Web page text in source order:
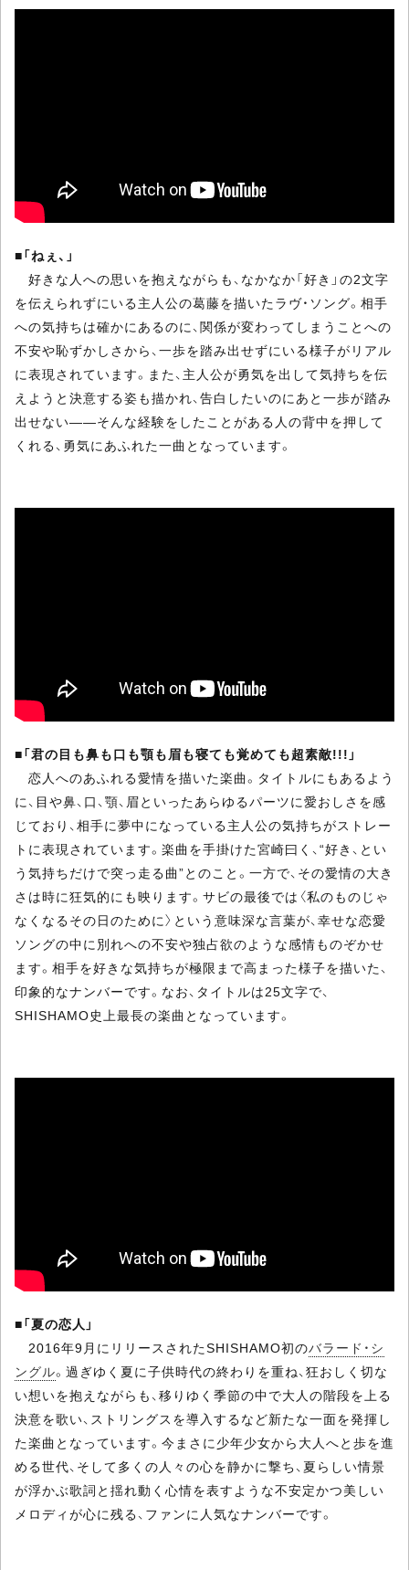
■「ねぇ、」
好きな人への思いを抱えながらも、なかなか「好き」の2文字
を伝えられずにいる主人公の葛藤を描いたラヴ・ソング。相手
への気持ちは確かにあるのに、関係が変わってしまうことへの
不安や恥ずかしさから、一歩を踏み出せずにいる様子がリアル
に表現されています。また、主人公が勇気を出して気持ちを伝
えようと決意する姿も描かれ、告白したいのにあと一歩が踏み
出せない――そんな経験をしたことがある人の背中を押して
くれる、勇気にあふれた一曲となっています。
■「君の目も鼻も口も顎も眉も寝ても覚めても超素敵!!!」
恋人へのあふれる愛情を描いた楽曲。タイトルにもあるよう
に、目や鼻、口、顎、眉といったあらゆるパーツに愛おしさを感
じており、相手に夢中になっている主人公の気持ちがストレー
トに表現されています。楽曲を手掛けた宮崎曰く、“好き、とい
う気持ちだけで突っ走る曲”とのこと。一方で、その愛情の大き
さは時に狂気的にも映ります。サビの最後では〈私のものじゃ
なくなるその日のために〉という意味深な言葉が、幸せな恋愛
ソングの中に別れへの不安や独占欲のような感情ものぞかせ
ます。相手を好きな気持ちが極限まで高まった様子を描いた、
印象的なナンバーです。なお、タイトルは25文字で、
SHISHAMO史上最長の楽曲となっています。
■「夏の恋人」
2016年9月にリリースされたSHISHAMO初のバラード・シ
ングル。過ぎゆく夏に子供時代の終わりを重ね、狂おしく切な
い想いを抱えながらも、移りゆく季節の中で大人の階段を上る
決意を歌い、ストリングスを導入するなど新たな一面を発揮し
た楽曲となっています。今まさに少年少女から大人へと歩を進
める世代、そして多くの人々の心を静かに撃ち、夏らしい情景
が浮かぶ歌詞と揺れ動く心情を表すような不安定かつ美しい
メロディが心に残る、ファンに人気なナンバーです。